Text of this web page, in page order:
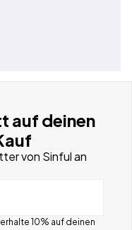
auf deinen
von Sinful an
10% auf deinen